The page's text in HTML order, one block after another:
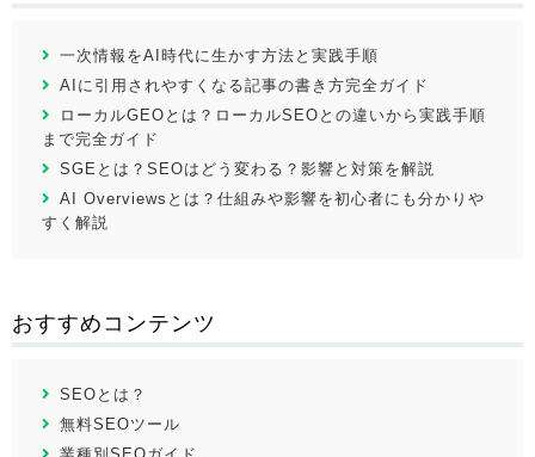
一次情報をAI時代に生かす方法と実践手順
AIに引用されやすくなる記事の書き方完全ガイド
ローカルGEOとは？ローカルSEOとの違いから実践手順
まで完全ガイド
SGEとは？SEOはどう変わる？影響と対策を解説
AI Overviewsとは？仕組みや影響を初心者にも分かりや
すく解説
おすすめコンテンツ
SEOとは？
無料SEOツール